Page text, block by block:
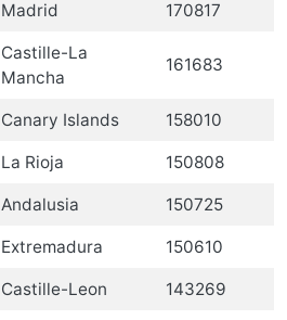
Madrid 170817
Castille-La
Mancha
161683
Canary Islands 158010
La Rioja 150808
Andalusia 150725
Extremadura 150610
Castille-Leon 143269